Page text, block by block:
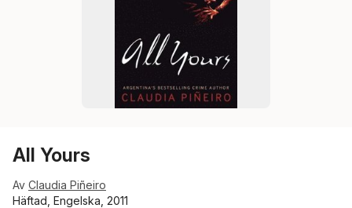
All Yours
Av Claudia Piñeiro
Häftad, Engelska, 2011